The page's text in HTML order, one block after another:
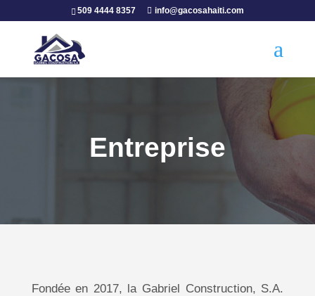
509 4444 8357 info@gacosahaiti.com
Entreprise
Fondée en 2017, la Gabriel Construction, S.A.